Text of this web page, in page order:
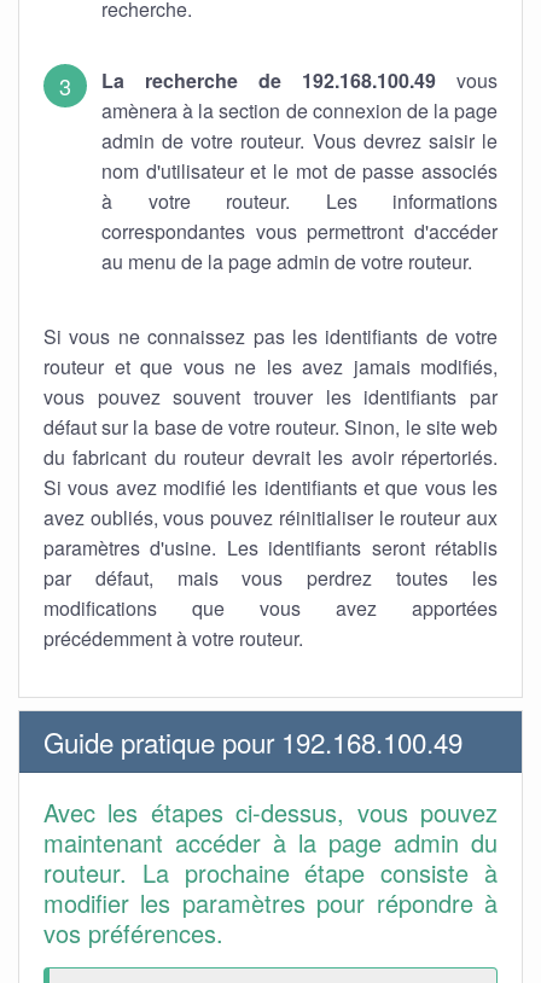
recherche.
La recherche de 192.168.100.49 vous
amènera à la section de connexion de la page
admin de votre routeur. Vous devrez saisir le
nom d'utilisateur et le mot de passe associés
à votre routeur. Les informations
correspondantes vous permettront d'accéder
au menu de la page admin de votre routeur.
Si vous ne connaissez pas les identifiants de votre
routeur et que vous ne les avez jamais modifiés,
vous pouvez souvent trouver les identifiants par
défaut sur la base de votre routeur. Sinon, le site web
du fabricant du routeur devrait les avoir répertoriés.
Si vous avez modifié les identifiants et que vous les
avez oubliés, vous pouvez réinitialiser le routeur aux
paramètres d'usine. Les identifiants seront rétablis
par défaut, mais vous perdrez toutes les
modifications que vous avez apportées
précédemment à votre routeur.
Guide pratique pour 192.168.100.49
Avec les étapes ci-dessus, vous pouvez
maintenant accéder à la page admin du
routeur. La prochaine étape consiste à
modifier les paramètres pour répondre à
vos préférences.